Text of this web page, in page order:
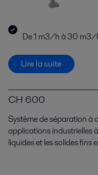
De 1 m3/h à 30 m3/
Lire la suite
CH 600
Système de séparation à
applications industrielles
liquides et les solides fins